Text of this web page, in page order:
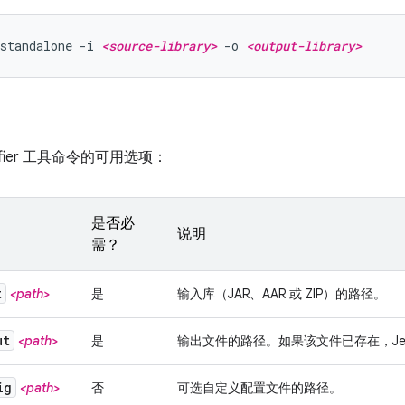
-i <source-library> -o <output-library>
工具命令的可用选项：
是否必
需？
说明
<path> 是 输入库（JAR、AAR 或 ZIP）的路径。
<path> 是 输出文件的路径。如果该文件已存在，
<path> 否 可选自定义配置文件的路径。